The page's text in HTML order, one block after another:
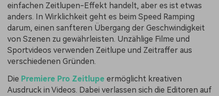
einfachen Zeitlupen-Effekt handelt, aber es ist etwas
anders. In Wirklichkeit geht es beim Speed Ramping
darum, einen sanfteren Übergang der Geschwindigkeit
von Szenen zu gewährleisten. Unzählige Filme und
Sportvideos verwenden Zeitlupe und Zeitraffer aus
verschiedenen Gründen.
Die Premiere Pro Zeitlupe ermöglicht kreativen
Ausdruck in Videos. Dabei verlassen sich die Editoren auf